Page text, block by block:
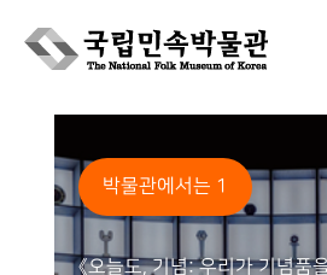
Skip
content
박물관에서는 1
《오늘도, 기념: 우리가 기념품